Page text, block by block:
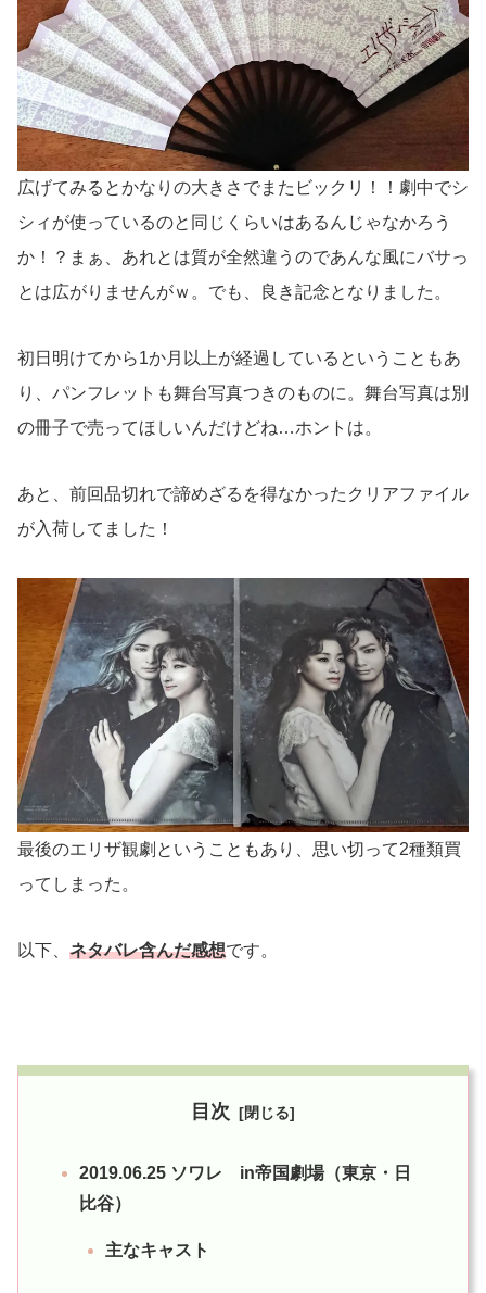
広げてみるとかなりの大きさでまたビックリ！！劇中でシ
シィが使っているのと同じくらいはあるんじゃなかろう
か！？まぁ、あれとは質が全然違うのであんな風にバサっ
とは広がりませんがｗ。でも、良き記念となりました。
初日明けてから1か月以上が経過しているということもあ
り、パンフレットも舞台写真つきのものに。舞台写真は別
の冊子で売ってほしいんだけどね…ホントは。
あと、前回品切れで諦めざるを得なかったクリアファイル
が入荷してました！
最後のエリザ観劇ということもあり、思い切って2種類買
ってしまった。
以下、 ネタバレ含んだ感想です。
目次
2019.06.25 ソワレ in帝国劇場（東京・日
比谷）
主なキャスト